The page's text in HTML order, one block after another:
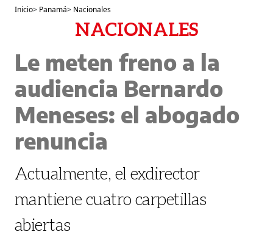
Inicio> Panamá> Nacionales
NACIONALES
Le meten freno a la
audiencia Bernardo
Meneses: el abogado
renuncia
Actualmente, el exdirector
mantiene cuatro carpetillas
abiertas